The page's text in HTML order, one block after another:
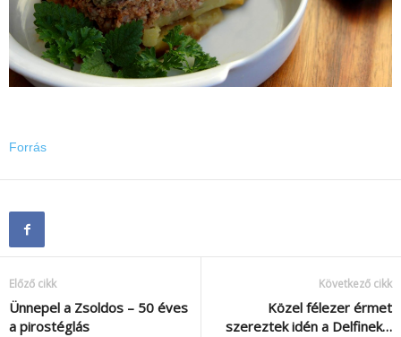
Forrás
Előző cikk
Ünnepel a Zsoldos – 50 éves
a pirostéglás
Következő cikk
Közel félezer érmet
szereztek idén a Delfinek…